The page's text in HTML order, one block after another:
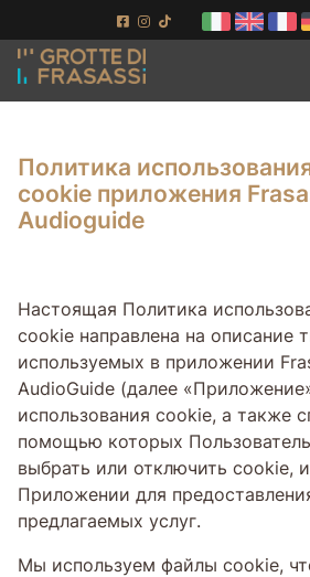
Перейти к содержимому
Перейти в нижний колонтитул
Политика
cookie приложения
Audioguide
Настоящая Политика
cookie направлена на описание
используемых в приложении
AudioGuide (далее
использования cookie, а также
помощью которых
выбрать или отключить cookie,
Приложении для
предлагаемых услуг.
Мы используем файлы cookie,